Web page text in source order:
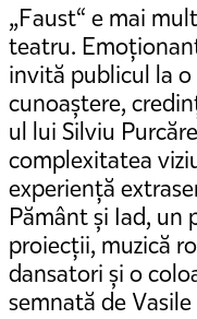
„Faust“ e mai
teatru.
invită publicul la
cunoaștere,
ul lui Silviu
complexitatea
experiență
Pământ și Iad, un
proiecții, muzică
dansatori și o
semnată de Vasile